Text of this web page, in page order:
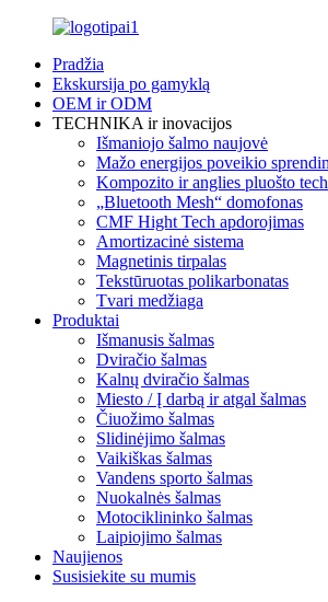
Pradžia
Ekskursija po gamyklą
OEM ir ODM
TECHNIKA ir inovacijos
Išmaniojo šalmo naujovė
Mažo energijos poveikio
Kompozito ir anglies pluošto
„Bluetooth Mesh“ domofonas
CMF Hight Tech apdorojimas
Amortizacinė sistema
Magnetinis tirpalas
Tekstūruotas polikarbonatas
Tvari medžiaga
Produktai
Išmanusis šalmas
Dviračio šalmas
Kalnų dviračio šalmas
Miesto / Į darbą ir atgal šalmas
Čiuožimo šalmas
Slidinėjimo šalmas
Vaikiškas šalmas
Vandens sporto šalmas
Nuokalnės šalmas
Motociklininko šalmas
Laipiojimo šalmas
Naujienos
Susisiekite su mumis